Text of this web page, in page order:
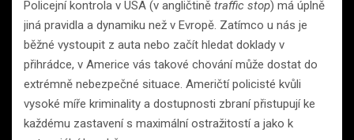
Policejní kontrola v USA (v angličtině traffic stop) má úplně
jiná pravidla a dynamiku než v Evropě. Zatímco u nás je
běžné vystoupit z auta nebo začít hledat doklady v
přihrádce, v Americe vás takové chování může dostat do
extrémně nebezpečné situace. Američtí policisté kvůli
vysoké míře kriminality a dostupnosti zbraní přistupují ke
každému zastavení s maximální ostražitostí a jako k